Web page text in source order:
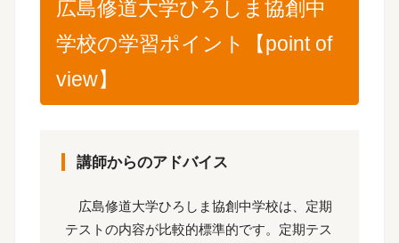
広島修道大学ひろしま協創中
学校の学習ポイント【point of
view】
講師からのアドバイス
広島修道大学ひろしま協創中学校は、定期
テストの内容が比較的標準的です。定期テス